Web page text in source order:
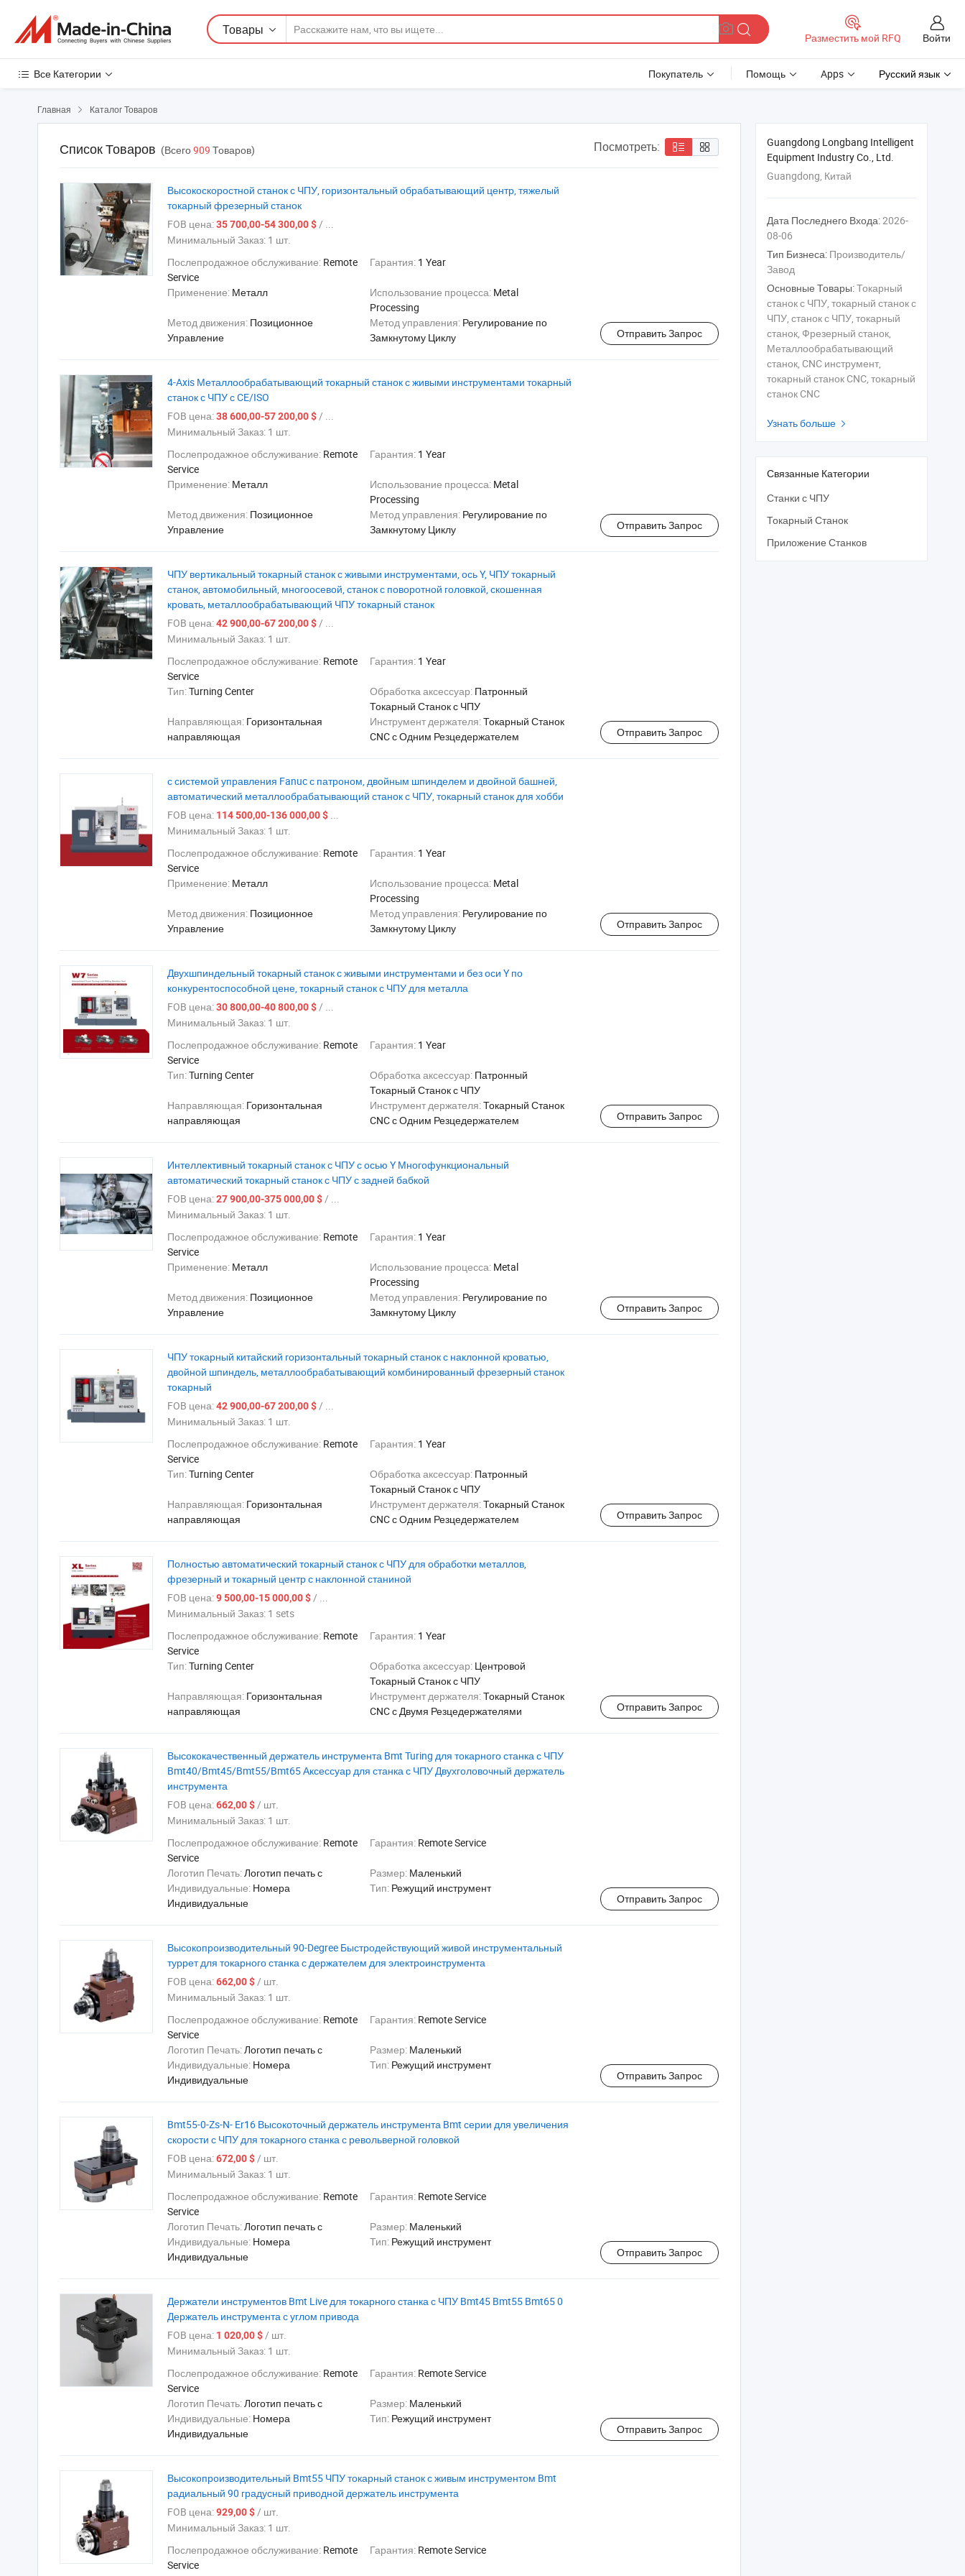
Товары
Разместить мой RFQ Войти
Все Категории Покупатель Помощь Apps Русский язык
Главная  Каталог Товаров
Список Товаров (Всего909 Товаров) Посмотреть:
Высокоскоростной станок с ЧПУ, горизонтальный обрабатывающий центр, тяжелый
токарный фрезерный станок
FOB цена:35 700,00-54 300,00 $/ ...
Минимальный Заказ: 1 шт.
Послепродажное обслуживание: Remote
Service
Гарантия: 1 Year
Применение: Металл Использование процесса: Metal
Processing
Метод движения: Позиционное
Управление
Метод управления: Регулирование по
Замкнутому Циклу
Отправить Запрос
4-Axis Металлообрабатывающий токарный станок с живыми инструментами токарный
станок с ЧПУ с CE/ISO
FOB цена:38 600,00-57 200,00 $/ ...
Минимальный Заказ: 1 шт.
Послепродажное обслуживание: Remote
Service
Гарантия: 1 Year
Применение: Металл Использование процесса: Metal
Processing
Метод движения: Позиционное
Управление
Метод управления: Регулирование по
Замкнутому Циклу
Отправить Запрос
ЧПУ вертикальный токарный станок с живыми инструментами, ось Y, ЧПУ токарный
станок, автомобильный, многоосевой, станок с поворотной головкой, скошенная
кровать, металлообрабатывающий ЧПУ токарный станок
FOB цена:42 900,00-67 200,00 $/ ...
Минимальный Заказ: 1 шт.
Послепродажное обслуживание: Remote
Service
Гарантия: 1 Year
Тип:Turning Center Обработка аксессуар: Патронный
Токарный Станок с ЧПУ
Направляющая: Горизонтальная
направляющая
Инструмент держателя:Токарный Станок
CNC с Одним Резцедержателем
Отправить Запрос
с системой управления Fanuc с патроном, двойным шпинделем и двойной башней,
автоматический металлообрабатывающий станок с ЧПУ, токарный станок для хобби
FOB цена: 114 500,00-136 000,00 $ ...
Минимальный Заказ: 1 шт.
Послепродажное обслуживание: Remote
Service
Гарантия: 1 Year
Применение: Металл Использование процесса: Metal
Processing
Метод движения: Позиционное
Управление
Метод управления: Регулирование по
Замкнутому Циклу
Отправить Запрос
Двухшпиндельный токарный станок с живыми инструментами и без оси Y по
конкурентоспособной цене, токарный станок с ЧПУ для металла
FOB цена:30 800,00-40 800,00 $/ ...
Минимальный Заказ: 1 шт.
Послепродажное обслуживание: Remote
Service
Гарантия: 1 Year
Тип:Turning Center Обработка аксессуар: Патронный
Токарный Станок с ЧПУ
Направляющая: Горизонтальная
направляющая
Инструмент держателя:Токарный Станок
CNC с Одним Резцедержателем
Отправить Запрос
Интеллективный токарный станок с ЧПУ с осью Y Многофункциональный
автоматический токарный станок с ЧПУ с задней бабкой
FOB цена:27 900,00-375 000,00 $/ ...
Минимальный Заказ: 1 шт.
Послепродажное обслуживание: Remote
Service
Гарантия: 1 Year
Применение: Металл Использование процесса: Metal
Processing
Метод движения: Позиционное
Управление
Метод управления: Регулирование по
Замкнутому Циклу
Отправить Запрос
ЧПУ токарный китайский горизонтальный токарный станок с наклонной кроватью,
двойной шпиндель, металлообрабатывающий комбинированный фрезерный станок
токарный
FOB цена:42 900,00-67 200,00 $/ ...
Минимальный Заказ: 1 шт.
Послепродажное обслуживание: Remote
Service
Гарантия: 1 Year
Тип:Turning Center Обработка аксессуар: Патронный
Токарный Станок с ЧПУ
Направляющая: Горизонтальная
направляющая
Инструмент держателя:Токарный Станок
CNC с Одним Резцедержателем
Отправить Запрос
Полностью автоматический токарный станок с ЧПУ для обработки металлов,
фрезерный и токарный центр с наклонной станиной
FOB цена:9 500,00-15 000,00 $/ ...
Минимальный Заказ: 1 sets
Послепродажное обслуживание: Remote
Service
Гарантия: 1 Year
Тип:Turning Center Обработка аксессуар: Центровой
Токарный Станок с ЧПУ
Направляющая: Горизонтальная
направляющая
Инструмент держателя:Токарный Станок
CNC с Двумя Резцедержателями
Отправить Запрос
Высококачественный держатель инструмента Bmt Turing для токарного станка с ЧПУ
Bmt40/Bmt45/Bmt55/Bmt65 Аксессуар для станка с ЧПУ Двухголовочный держатель
инструмента
FOB цена:662,00 $/ шт.
Минимальный Заказ: 1 шт.
Послепродажное обслуживание: Remote
Service
Гарантия: Remote Service
Логотип Печать:Логотип печать с Размер: Маленький
Индивидуальные: Номера
Индивидуальные
Тип: Режущий инструмент
Отправить Запрос
Высокопроизводительный 90-Degree Быстродействующий живой инструментальный
туррет для токарного станка с держателем для электроинструмента
FOB цена:662,00 $/ шт.
Минимальный Заказ: 1 шт.
Послепродажное обслуживание: Remote
Service
Гарантия: Remote Service
Логотип Печать:Логотип печать с Размер: Маленький
Индивидуальные: Номера
Индивидуальные
Тип: Режущий инструмент
Отправить Запрос
Bmt55-0-Zs-N- Er16 Высокоточный держатель инструмента Bmt серии для увеличения
скорости с ЧПУ для токарного станка с револьверной головкой
FOB цена:672,00 $/ шт.
Минимальный Заказ: 1 шт.
Послепродажное обслуживание: Remote
Service
Гарантия: Remote Service
Логотип Печать:Логотип печать с Размер: Маленький
Индивидуальные: Номера
Индивидуальные
Тип: Режущий инструмент
Отправить Запрос
Держатели инструментов Bmt Live для токарного станка с ЧПУ Bmt45 Bmt55 Bmt65 0
Держатель инструмента с углом привода
FOB цена: 1 020,00 $/ шт.
Минимальный Заказ: 1 шт.
Послепродажное обслуживание: Remote
Service
Гарантия: Remote Service
Логотип Печать:Логотип печать с Размер: Маленький
Индивидуальные: Номера
Индивидуальные
Тип: Режущий инструмент
Отправить Запрос
Высокопроизводительный Bmt55 ЧПУ токарный станок с живым инструментом Bmt
радиальный 90 градусный приводной держатель инструмента
FOB цена:929,00 $/ шт.
Минимальный Заказ: 1 шт.
Послепродажное обслуживание: Remote
Service
Гарантия: Remote Service
Guangdong Longbang Intelligent
Equipment Industry Co., Ltd.
Guangdong, Китай
Дата Последнего Входа:2026-
08-06
Тип Бизнеса: Производитель/
Завод
Основные Товары:Токарный
станок с ЧПУ, токарный станок с
ЧПУ, станок с ЧПУ, токарный
станок, Фрезерный станок,
Металлообрабатывающий
станок, CNC инструмент,
токарный станок CNC, токарный
станок CNC
Узнать больше 
Связанные Категории
Станки с ЧПУ
Токарный Станок
Приложение Станков